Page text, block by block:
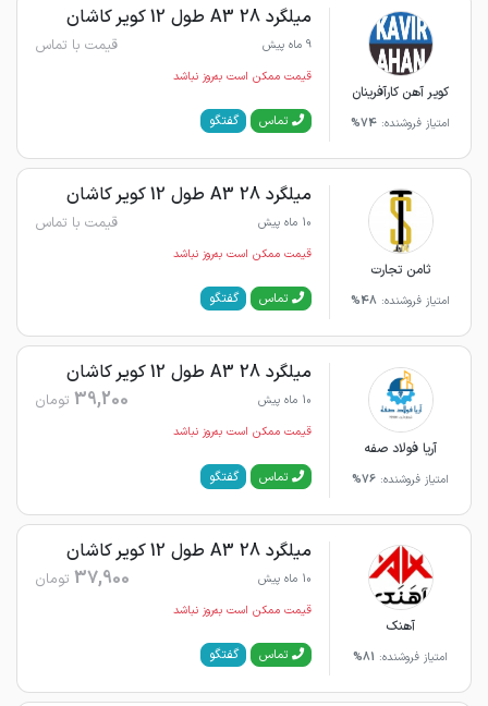
کویر آهن کارآفرینان
امتیاز فروشنده: 74%
میلگرد 28 A3 طول 12 کویر کاشان
9 ماه پیش قیمت با تماس
قیمت ممکن است به‌روز نباشد
تماس گفتگو
ثامن تجارت
امتیاز فروشنده: 48%
میلگرد 28 A3 طول 12 کویر کاشان
10 ماه پیش قیمت با تماس
قیمت ممکن است به‌روز نباشد
تماس گفتگو
آریا فولاد صفه
امتیاز فروشنده: 76%
میلگرد 28 A3 طول 12 کویر کاشان
10 ماه پیش 39,200 تومان
قیمت ممکن است به‌روز نباشد
تماس گفتگو
آهنک
امتیاز فروشنده: 81%
میلگرد 28 A3 طول 12 کویر کاشان
10 ماه پیش 37,900 تومان
قیمت ممکن است به‌روز نباشد
تماس گفتگو